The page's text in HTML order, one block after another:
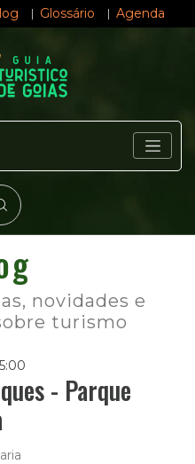
Glossário Agenda
novidades e
turismo
- Parque